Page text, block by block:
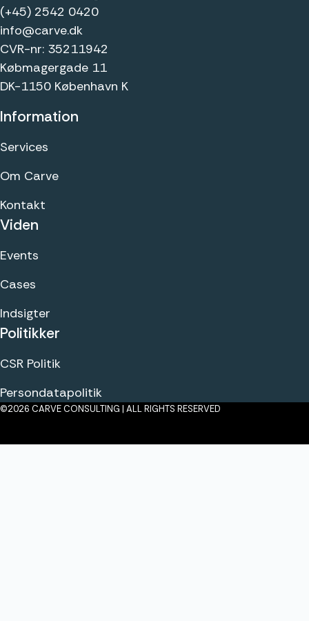
(+45) 2542 0420
info@carve.dk
CVR-nr: 35211942
Købmagergade 11
DK-1150 København K
Information
Services
Om Carve
Kontakt
Viden
Events
Cases
Indsigter
Politikker
CSR Politik
Persondatapolitik
©2026 CARVE CONSULTING | ALL RIGHTS RESERVED